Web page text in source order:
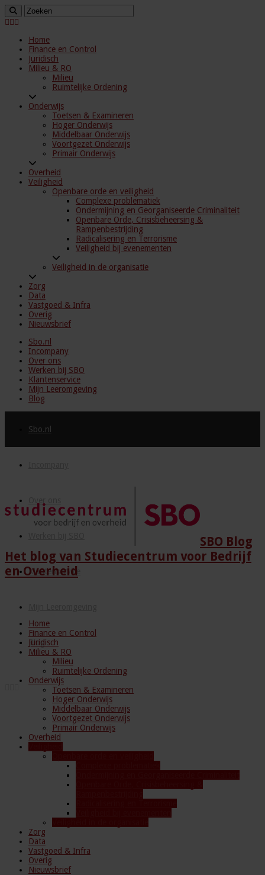
Home
Finance en Control
Juridisch
Milieu & RO
Milieu
Ruimtelijke Ordening
Onderwijs
Toetsen & Examineren
Hoger Onderwijs
Middelbaar Onderwijs
Voortgezet Onderwijs
Primair Onderwijs
Overheid
Veiligheid
Openbare orde en veiligheid
Complexe problematiek
Ondermijning en Georganiseerde Criminaliteit
Openbare Orde, Crisisbeheersing &
Rampenbestrijding
Radicalisering en Terrorisme
Veiligheid bij evenementen
Veiligheid in de organisatie
Zorg
Data
Vastgoed & Infra
Overig
Nieuwsbrief
Sbo.nl
Incompany
Over ons
Werken bij SBO
Klantenservice
Mijn Leeromgeving
Blog
Sbo.nl
Klantenservice
Blog
SBO Blog
Het blog van Studiecentrum voor Bedrijf
en Overheid
Home
Finance en Control
Juridisch
Milieu & RO
Milieu
Ruimtelijke Ordening
Onderwijs
Toetsen & Examineren
Hoger Onderwijs
Middelbaar Onderwijs
Voortgezet Onderwijs
Primair Onderwijs
Overheid
Zorg
Data
Vastgoed & Infra
Overig
Nieuwsbrief